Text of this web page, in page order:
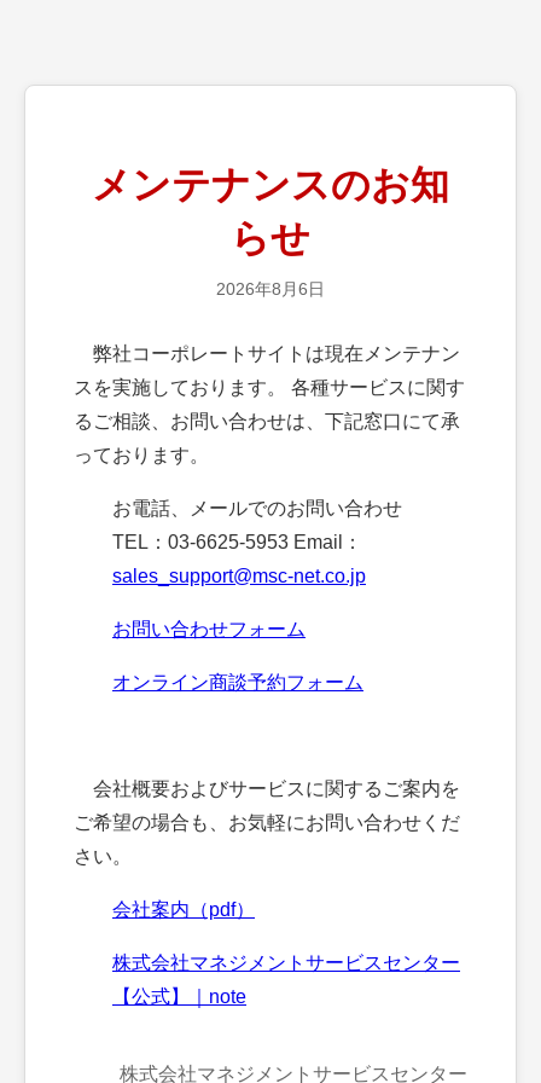
メンテナンスのお知
らせ
2026年8月6日
弊社コーポレートサイトは現在メンテナン
スを実施しております。 各種サービスに関す
るご相談、お問い合わせは、下記窓口にて承
っております。
お電話、メールでのお問い合わせ
TEL：03-6625-5953 Email：
sales_support@msc-net.co.jp
お問い合わせフォーム
オンライン商談予約フォーム
会社概要およびサービスに関するご案内を
ご希望の場合も、お気軽にお問い合わせくだ
さい。
会社案内（pdf）
株式会社マネジメントサービスセンター
【公式】｜note
株式会社マネジメントサービスセンター